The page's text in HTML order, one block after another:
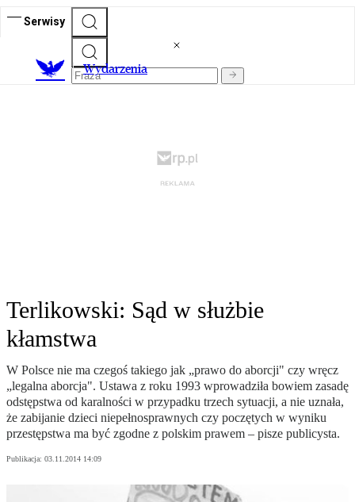
Serwisy
Wydarzenia
Terlikowski: Sąd w służbie
kłamstwa
W Polsce nie ma czegoś takiego jak „prawo do aborcji" czy wręcz
„legalna aborcja". Ustawa z roku 1993 wprowadziła bowiem zasadę
odstępstwa od karalności w przypadku trzech sytuacji, a nie uznała,
że zabijanie dzieci niepełnosprawnych czy poczętych w wyniku
przestępstwa ma być zgodne z polskim prawem – pisze publicysta.
Publikacja: 03.11.2014 14:09